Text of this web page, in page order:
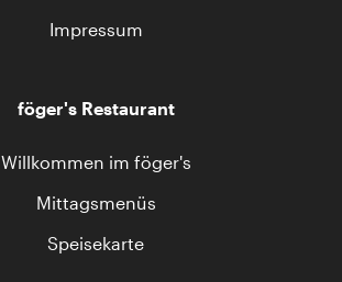
Impressum
föger's Restaurant
Willkommen im föger's
Mittagsmenüs
Speisekarte